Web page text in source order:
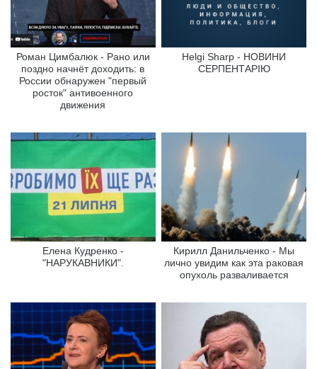
Роман Цимбалюк - Рано или
поздно начнёт доходить: в
России обнаружен "первый
росток" антивоенного
движения
Helgi Sharp - НОВИНИ
СЕРПЕНТАРІЮ
Елена Кудренко -
"НАРУКАВНИКИ".
Кирилл Данильченко - Мы
лично увидим как эта раковая
опухоль разваливается